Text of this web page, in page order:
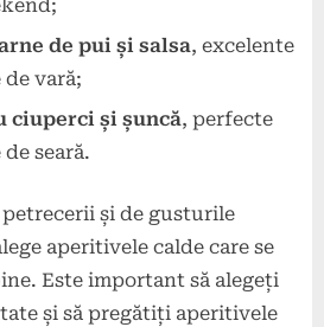
de pui și salsa, excelente
vară;
ciuperci și șuncă, perfecte
seară.
și de gusturile
aperitivele calde care se
Este important să alegeți
și să pregătiți aperitivele